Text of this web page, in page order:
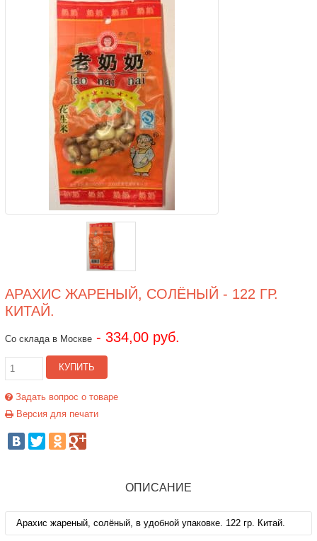
АРАХИС ЖАРЕНЫЙ, СОЛЁНЫЙ - 122 ГР.
КИТАЙ.
Со склада в Москве- 334,00 руб.
КУПИТЬ
Задать вопрос о товаре
Версия для печати
ОПИСАНИЕ
Арахис жареный, солёный, в удобной упаковке. 122 гр. Китай.